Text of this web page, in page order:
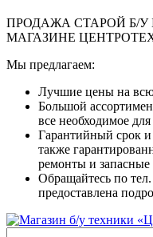
ПРОДАЖА СТАРОЙ Б/
МАГАЗИНЕ
Мы предлагаем:
Лучшие цены на
Большой
все необходимое
Гарантийный срок
также
ремонты и запасные
Обращайтесь по тел.
предоставлена